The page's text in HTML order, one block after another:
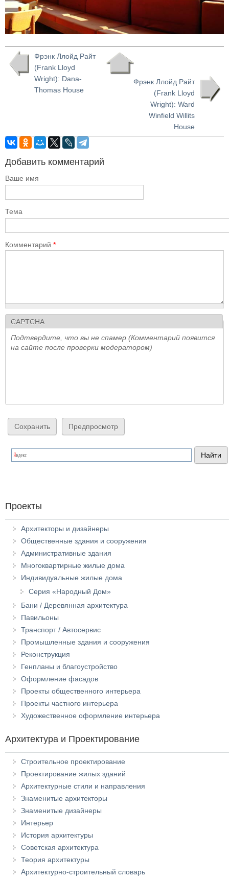
Фрэнк Ллойд Райт
(Frank Lloyd
Wright): Dana-
Thomas House
Фрэнк Ллойд Райт
(Frank Lloyd
Wright): Ward
Winfield Willits
House
Добавить комментарий
Ваше имя
Тема
Комментарий *
CAPTCHA
Подтвердите, что вы не спамер (Комментарий появится
на сайте после проверки модератором)
Проекты
Архитекторы и дизайнеры
Общественные здания и сооружения
Административные здания
Многоквартирные жилые дома
Индивидуальные жилые дома
Серия «Народный Дом»
Бани / Деревянная архитектура
Павильоны
Транспорт / Автосервис
Промышленные здания и сооружения
Реконструкция
Генпланы и благоустройство
Оформление фасадов
Проекты общественного интерьера
Проекты частного интерьера
Художественное оформление интерьера
Архитектура и Проектирование
Строительное проектирование
Проектирование жилых зданий
Архитектурные стили и направления
Знаменитые архитекторы
Знаменитые дизайнеры
Интерьер
История архитектуры
Советская архитектура
Теория архитектуры
Архитектурно-строительный словарь